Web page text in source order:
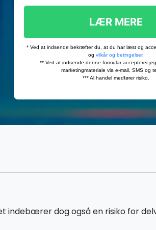
dog også en risiko for